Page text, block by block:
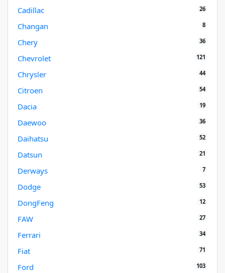
Cadillac 26
Changan 8
Chery 36
Chevrolet 121
Chrysler 44
Citroen 54
Dacia 19
Daewoo 36
Daihatsu 52
Datsun 21
Derways 7
Dodge 53
DongFeng 12
FAW 27
Ferrari 34
Fiat 71
Ford 103